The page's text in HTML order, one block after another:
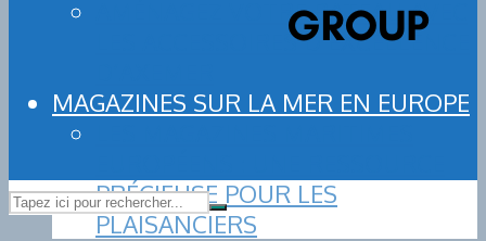
AMÉNAGEZ VOTRE BATEAU AVEC
LES ACCESSOIRES D’EXCELLENCE
MAGAZINES SUR LA MER EN EUROPE
PRÉCIEUSE POUR LES
PLAISANCIERS